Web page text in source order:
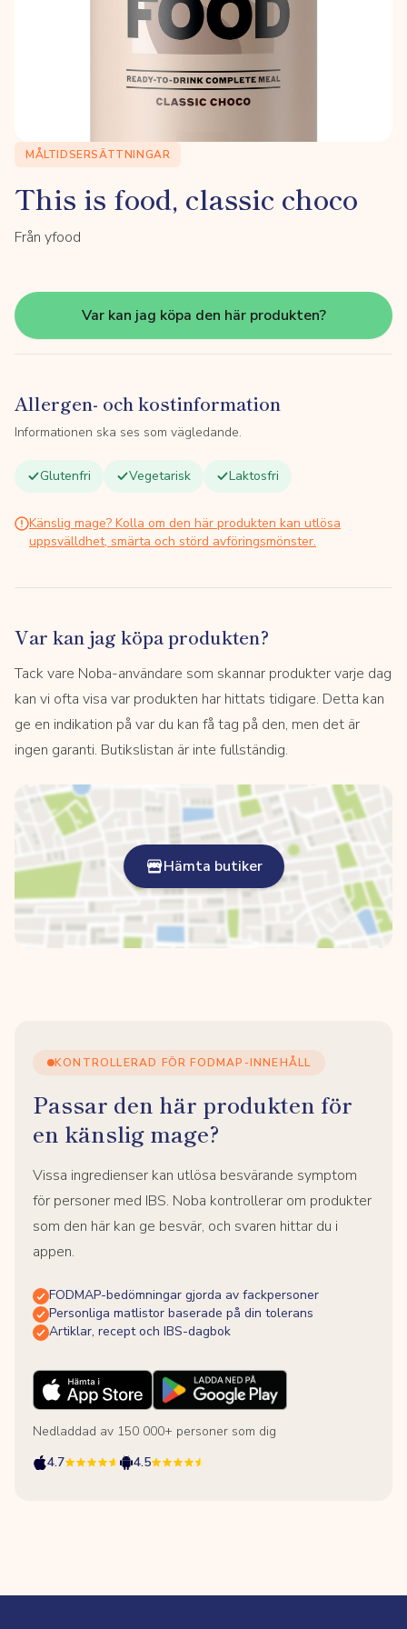
MÅLTIDSERSÄTTNINGAR
This is food, classic choco
Från yfood
Var kan jag köpa den här produkten?
Allergen- och kostinformation
Informationen ska ses som vägledande.
Glutenfri Vegetarisk Laktosfri
Känslig mage? Kolla om den här produkten kan utlösa
uppsvälldhet, smärta och störd avföringsmönster.
Var kan jag köpa produkten?
Tack vare Noba-användare som skannar produkter varje dag
kan vi ofta visa var produkten har hittats tidigare. Detta kan
ge en indikation på var du kan få tag på den, men det är
ingen garanti. Butikslistan är inte fullständig.
Hämta butiker
KONTROLLERAD FÖR FODMAP-INNEHÅLL
Passar den här produkten för
en känslig mage?
Vissa ingredienser kan utlösa besvärande symptom
för personer med IBS. Noba kontrollerar om produkter
som den här kan ge besvär, och svaren hittar du i
appen.
FODMAP-bedömningar gjorda av fackpersoner
Personliga matlistor baserade på din tolerans
Artiklar, recept och IBS-dagbok
Nedladdad av 150 000+ personer som dig
4.7
4.5